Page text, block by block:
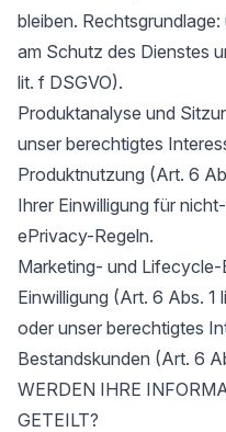
bleiben.
am Schutz des Dienstes
lit. f DSGVO).
Produktanalyse und
unser berechtigtes
Produktnutzung (Art. 6
Ihrer Einwilligung für
ePrivacy-Regeln.
Marketing- und Lifecycle-
Einwilligung (Art. 6 Abs. 1
oder unser berechtigtes
Bestandskunden (Art. 6
WERDEN IHRE
GETEILT?